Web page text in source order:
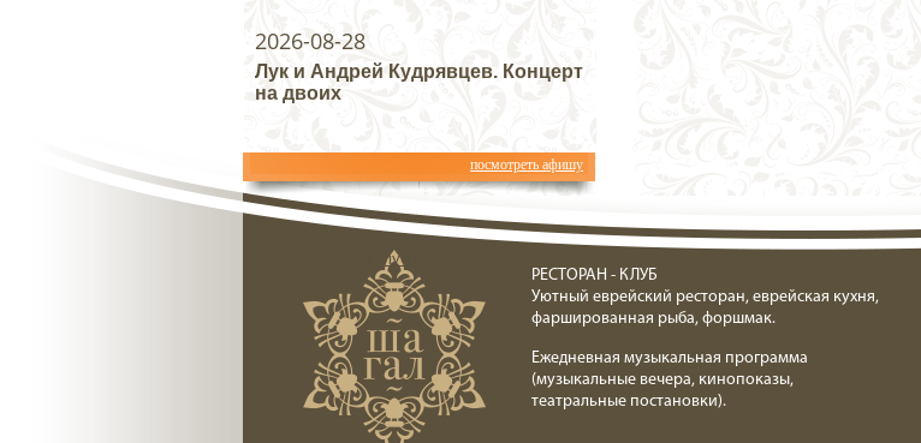
2026-08-28
Лук и Андрей Кудрявцев. Концерт
на двоих
посмотреть афишу
Ресторан клуб Шагал
РЕСТОРАН - КЛУБ
Уютный еврейский ресторан, еврейская кухня,
фаршированная рыба, форшмак.
Ежедневная музыкальная программа
(музыкальные вечера, кинопоказы,
театральные постановки).